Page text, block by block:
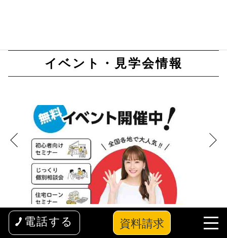
電話する 資料請求
イベント・見学会情報
リノベーション徹底解剖セミナー【個別相談会 】 知らな